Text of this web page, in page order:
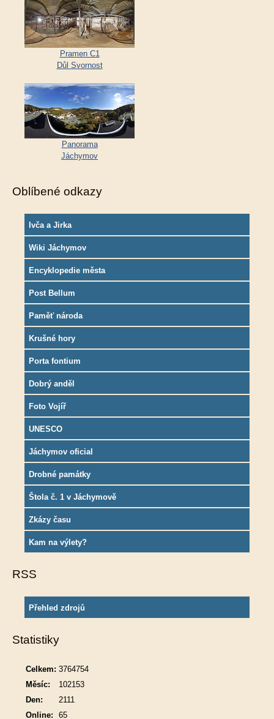
Pramen C1
Důl Svornost
Panorama
Jáchymov
Oblíbené odkazy
Ivča a Jirka
Wiki Jáchymov
Encyklopedie města
Post Bellum
Paměť národa
Krušné hory
Porta fontium
Dobrý anděl
Foto Vojíř
UNESCO
Jáchymov oficial
Drobné památky
Štola č. 1 v Jáchymově
Zkázy času
Kam na výlety?
RSS
Přehled zdrojů
Statistiky
Online: 65
Celkem: 3764754
Měsíc:
102153
Den:
2111